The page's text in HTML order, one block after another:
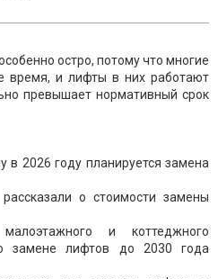
остро, потому что многие
время, и лифты в них работают
превышает нормативный срок
2026 году планируется замена
о стоимости замены
и коттеджного
замене лифтов до 2030 года